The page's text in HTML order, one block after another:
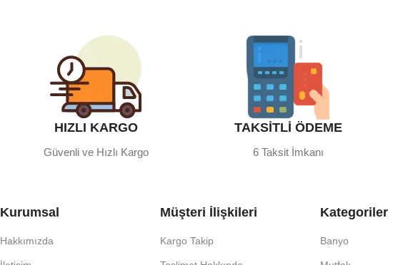
HIZLI KARGO
Güvenli ve Hızlı Kargo
TAKSİTLİ ÖDEME
6 Taksit İmkanı
Kurumsal
Hakkımızda
Müşteri İlişkileri
Kargo Takip
Kategoriler
Banyo